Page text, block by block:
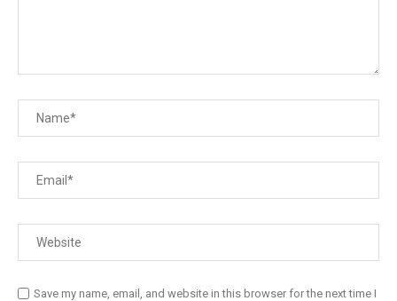
Save my name, email, and website in this browser for the next time I